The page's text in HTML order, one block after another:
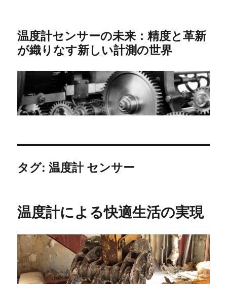
温度計センサーの未来：精度と革新
が織りなす新しい計測の世界
タグ:温度計 センサー
温度計による快適生活の実現